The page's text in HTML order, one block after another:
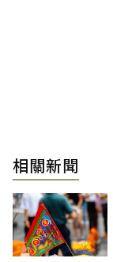
相關新聞